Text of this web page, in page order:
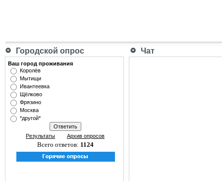
Городской опрос Чат
Ваш город проживания
Королёв
Мытищи
Ивантеевка
Щёлково
Фрязино
Москва
*другой*
Результаты Архив опросов
Всего ответов: 1124